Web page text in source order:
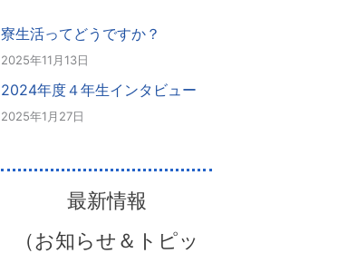
寮生活ってどうですか？
2025年11月13日
2024年度４年生インタビュー
2025年1月27日
最新情報
（お知らせ＆トピッ